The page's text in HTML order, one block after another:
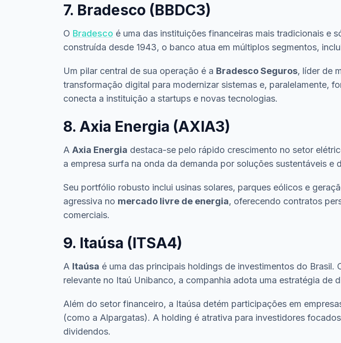
7. Bradesco (BBDC3)
O Bradesco é uma das instituições financeiras mais tradicionais e
construída desde 1943, o banco atua em múltiplos segmentos,
Um pilar central de sua operação é a Bradesco Seguros, líder de
transformação digital para modernizar sistemas e, paralelamente,
conecta a instituição a startups e novas tecnologias.
8. Axia Energia (AXIA3)
A Axia Energia destaca-se pelo rápido crescimento no setor
a empresa surfa na onda da demanda por soluções sustentáveis e
Seu portfólio robusto inclui usinas solares, parques eólicos e
agressiva no mercado livre de energia, oferecendo contratos
comerciais.
9. Itaúsa (ITSA4)
A Itaúsa é uma das principais holdings de investimentos do
relevante no Itaú Unibanco, a companhia adota uma estratégia de
Além do setor financeiro, a Itaúsa detém participações em
(como a Alpargatas). A holding é atrativa para investidores
dividendos.